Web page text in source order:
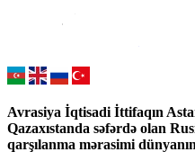
Avrasiya İqtisadi İttifaqın
Qazaxıstanda səfərdə olan
qarşılanma mərasimi